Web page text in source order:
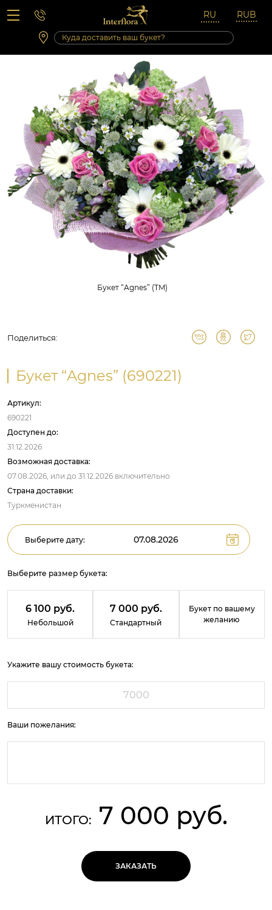
Вопросы-ответы
Сб 10:00 ‐ 14:00
Выходные и праздничные дни
Букет “Agnes” (TM)
Поделиться:
Букет “Agnes” (690221)
Артикул:
690221
Доступен до:
31.12.2026
Возможная доставка:
07.08.2026, или до 31.12.2026 включительно
Страна доставки:
Туркменистан
Выберите дату:
Выберите размер букета:
6 100 руб.
Небольшой
7 000 руб.
Стандартный
Букет по вашему
желанию
Укажите вашу стоимость букета:
Ваши пожелания:
ИТОГО: 7 000 руб.
ЗАКАЗАТЬ